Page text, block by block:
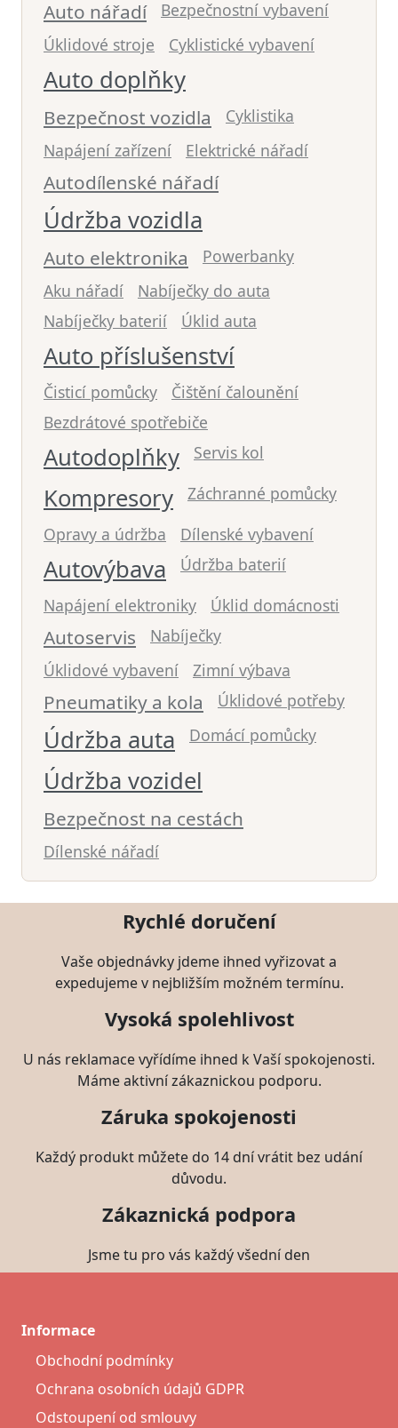
Auto nářadí
Bezpečnostní vybavení
Úklidové stroje
Cyklistické vybavení
Auto doplňky
Bezpečnost vozidla
Cyklistika
Napájení zařízení
Elektrické nářadí
Autodílenské nářadí
Údržba vozidla
Auto elektronika
Powerbanky
Aku nářadí
Nabíječky do auta
Nabíječky baterií
Úklid auta
Auto příslušenství
Čisticí pomůcky
Čištění čalounění
Bezdrátové spotřebiče
Autodoplňky Servis kol
Kompresory
Záchranné pomůcky
Opravy a údržba
Dílenské vybavení
Autovýbava
Údržba baterií
Napájení elektroniky
Úklid domácnosti
Autoservis
Nabíječky
Úklidové vybavení
Zimní výbava
Pneumatiky a kola Úklidové potřeby
Údržba auta Domácí pomůcky
Údržba vozidel
Bezpečnost na cestách
Dílenské nářadí
Rychlé doručení
Vaše objednávky jdeme ihned vyřizovat a
expedujeme v nejbližším možném termínu.
Vysoká spolehlivost
U nás reklamace vyřídíme ihned k Vaší spokojenosti.
Máme aktivní zákaznickou podporu.
Záruka spokojenosti
Každý produkt můžete do 14 dní vrátit bez udání
důvodu.
Zákaznická podpora
Jsme tu pro vás každý všední den
Informace
Obchodní podmínky
Ochrana osobních údajů GDPR
Odstoupení od smlouvy